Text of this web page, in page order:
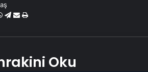
WhatsApp
Telegram
Email'den
Yaz
Oku